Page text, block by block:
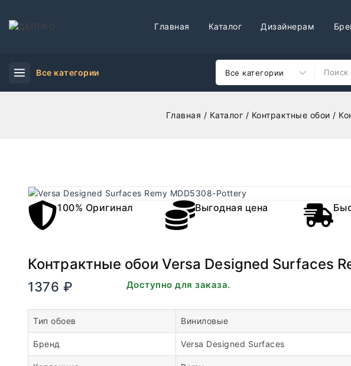
Главная Каталог Дизайнерам
Все категории
Главная / Каталог / Контрактные обои /
100% Оригинал Выгодная цена
Контрактные обои Versa Designed Surfaces
1376 ₽ В наличии. Доступно для заказа.
Тип обоев Виниловые
Бренд Versa Designed Surfaces